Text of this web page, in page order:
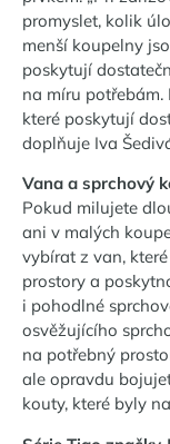
promyslet, kolik
menší koupelny
poskytují
na míru potřebám.
které poskytují
doplňuje Iva
Vana a sprchový
Pokud milujete
ani v malých
vybírat z van,
prostory a
i pohodlné
osvěžujícího
na potřebný
ale opravdu
kouty, které byly